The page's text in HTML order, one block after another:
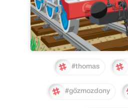
#thomas
#gőzmozdony